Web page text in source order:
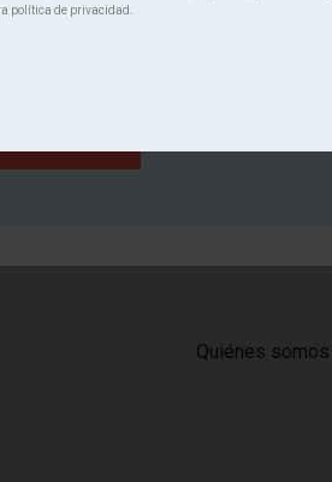
Teatre!
cultural de los teatros de
Quiénes somos
política de privacidad.